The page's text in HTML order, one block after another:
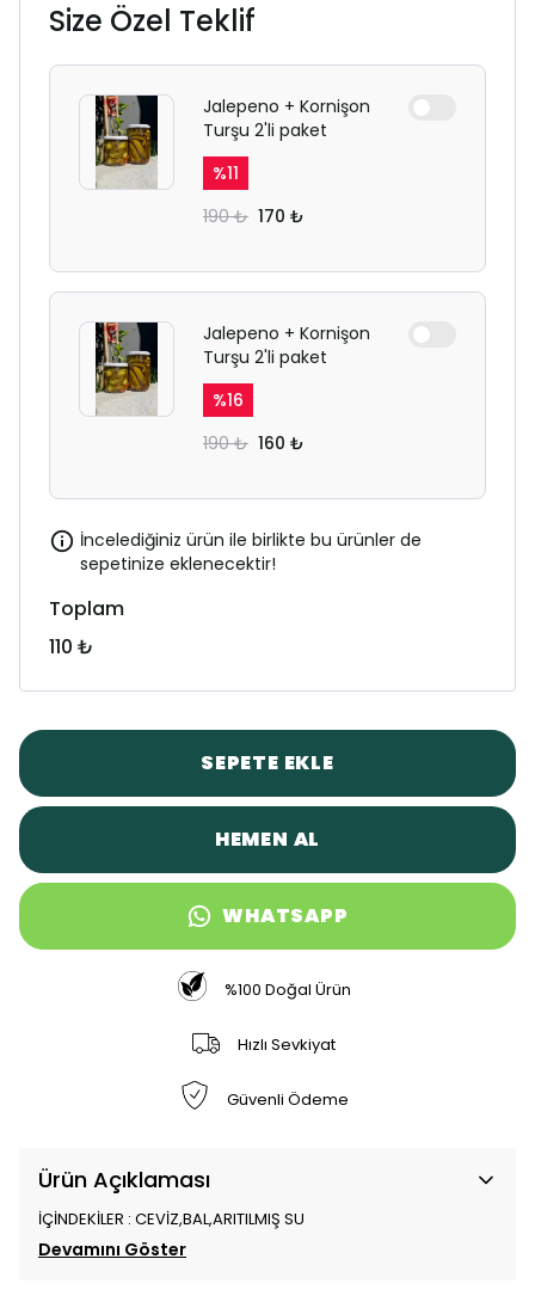
Size Özel Teklif
Jalepeno + Kornişon
Turşu 2'li paket
%11
190 ₺ 170 ₺
Jalepeno + Kornişon
Turşu 2'li paket
%16
190 ₺ 160 ₺
İncelediğiniz ürün ile birlikte bu ürünler de
sepetinize eklenecektir!
Toplam
110 ₺
SEPETE EKLE
HEMEN AL
WHATSAPP
%100 Doğal Ürün
Hızlı Sevkiyat
Güvenli Ödeme
Ürün Açıklaması
İÇİNDEKİLER : CEVİZ,BAL,ARITILMIŞ SU
Devamını Göster